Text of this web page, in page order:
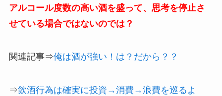
アルコール度数の高い酒を盛って、思考を停止さ
せている場合ではないのでは？
関連記事⇒俺は酒が強い！は？だから？？
⇒飲酒行為は確実に投資→消費→浪費を巡るよ